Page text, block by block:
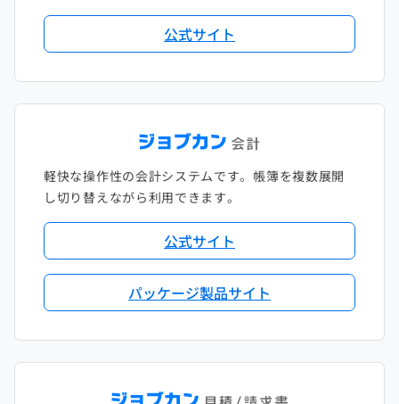
公式サイト
軽快な操作性の会計システムです。帳簿を複数展開
し切り替えながら利用できます。
公式サイト
パッケージ製品サイト